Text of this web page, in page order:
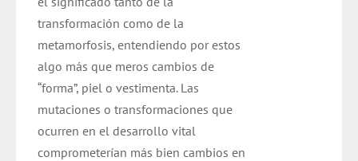
transformación como de la
metamorfosis, entendiendo por estos
algo más que meros cambios de
“forma”, piel o vestimenta. Las
mutaciones o transformaciones que
ocurren en el desarrollo vital
comprometerían más bien cambios en